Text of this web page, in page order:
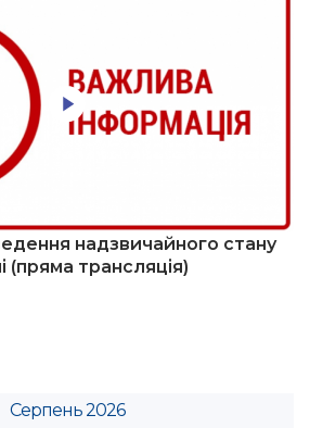
надзвичайного стану
(пряма трансляція)
Серпень 2026